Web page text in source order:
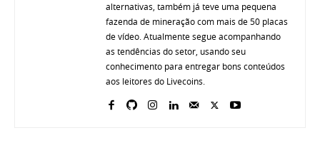
alternativas, também já teve uma pequena
fazenda de mineração com mais de 50 placas
de vídeo. Atualmente segue acompanhando
as tendências do setor, usando seu
conhecimento para entregar bons conteúdos
aos leitores do Livecoins.